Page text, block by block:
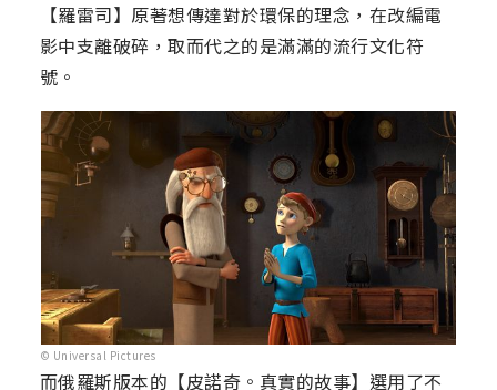
【羅雷司】原著想傳達對於環保的理念，在改編電
影中支離破碎，取而代之的是滿滿的流行文化符
號。
© Universal Pictures
而俄羅斯版本的【皮諾奇。真實的故事】選用了不